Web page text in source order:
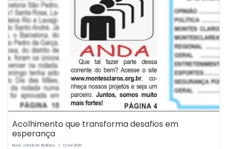
Acolhimento que transforma desafios em
esperança
Novo Jornal de Notícias | 12 mai2026